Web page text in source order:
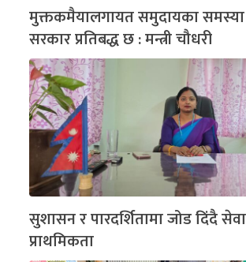
मुक्तकमैयालगायत समुदायका समस्या
सरकार प्रतिबद्ध छ : मन्त्री चौधरी
सुशासन र पारदर्शितामा जोड दिंदै
प्राथमिकता